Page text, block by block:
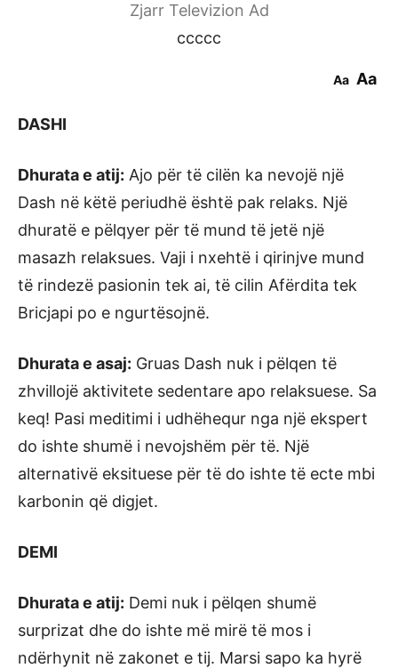
Zjarr Televizion Ad
ccccc
Aa Aa
DASHI
Dhurata e atij: Ajo për të cilën ka nevojë një
Dash në këtë periudhë është pak relaks. Një
dhuratë e pëlqyer për të mund të jetë një
masazh relaksues. Vaji i nxehtë i qirinjve mund
të rindezë pasionin tek ai, të cilin Afërdita tek
Bricjapi po e ngurtësojnë.
Dhurata e asaj: Gruas Dash nuk i pëlqen të
zhvillojë aktivitete sedentare apo relaksuese. Sa
keq! Pasi meditimi i udhëhequr nga një ekspert
do ishte shumë i nevojshëm për të. Një
alternativë eksituese për të do ishte të ecte mbi
karbonin që digjet.
DEMI
Dhurata e atij: Demi nuk i pëlqen shumë
surprizat dhe do ishte më mirë të mos i
ndërhynit në zakonet e tij. Marsi sapo ka hyrë